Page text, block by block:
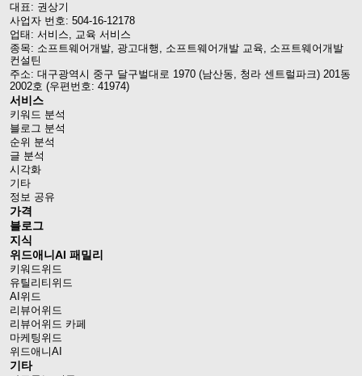
대표: 권상기
사업자 번호: 504-16-12178
업태: 서비스, 교육 서비스
종목: 소프트웨어개발, 광고대행, 소프트웨어개발 교육, 소프트웨어개발
컨설틴
주소: 대구광역시 중구 달구벌대로 1970 (남산동, 청라 센트럴파크) 201동
2002호 (우편번호: 41974)
서비스
키워드 분석
블로그 분석
순위 분석
글 분석
시각화
기타
정보 공유
가격
블로그
지식
위드애니AI 패밀리
키워드위드
유틸리티위드
AI위드
리뷰어위드
리뷰어위드 카페
마케팅위드
위드애니AI
기타